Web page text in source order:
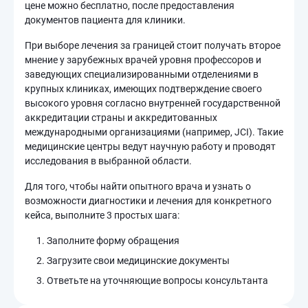
цене можно бесплатно, после предоставления
документов пациента для клиники.
При выборе лечения за границей стоит получать второе
мнение у зарубежных врачей уровня профессоров и
заведующих специализированными отделениями в
крупных клиниках, имеющих подтверждение своего
высокого уровня согласно внутренней государственной
аккредитации страны и аккредитованных
международными организациями (например, JCI). Такие
медицинские центры ведут научную работу и проводят
исследования в выбранной области.
Для того, чтобы найти опытного врача и узнать о
возможности диагностики и лечения для конкретного
кейса, выполните 3 простых шага:
Заполните форму обращения
Загрузите свои медицинские документы
Ответьте на уточняющие вопросы консультанта